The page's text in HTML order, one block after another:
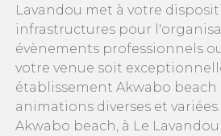
Lavandou met à votre
infrastructures pour
évènements professionnels
votre venue soit
établissement Akwabo beach
animations diverses et
Akwabo beach, à Le